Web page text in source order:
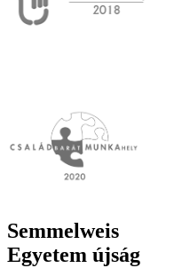
Semmelweis
Egyetem újság